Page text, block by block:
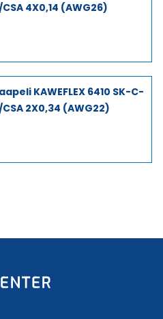
CSA 4X0,14 (AWG26)
KAWEFLEX 6410 SK-C-
CSA 2X0,34 (AWG22)